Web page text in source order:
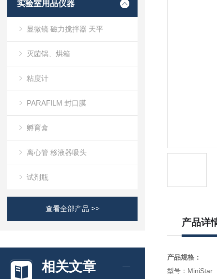
实验室用品仪器
显微镜 磁力搅拌器 天平
灭菌锅、烘箱
粘度计
PARAFILM 封口膜
孵育盒
离心管 移液器吸头
试剂瓶
查看全部产品 >>
相关文章
产品详
产品规格：
型号：MiniStar